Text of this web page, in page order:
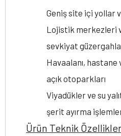
Geniş site içi yollar
Lojistik merkezleri
sevkiyat
Havaalanı, hastane
açık otoparkları
Viyadükler ve su
şerit ayırma
Ürün Teknik